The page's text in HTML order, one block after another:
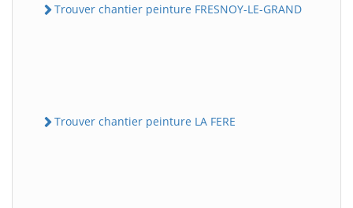
Trouver chantier peinture FRESNOY-LE-GRAND
Trouver chantier peinture LA FERE